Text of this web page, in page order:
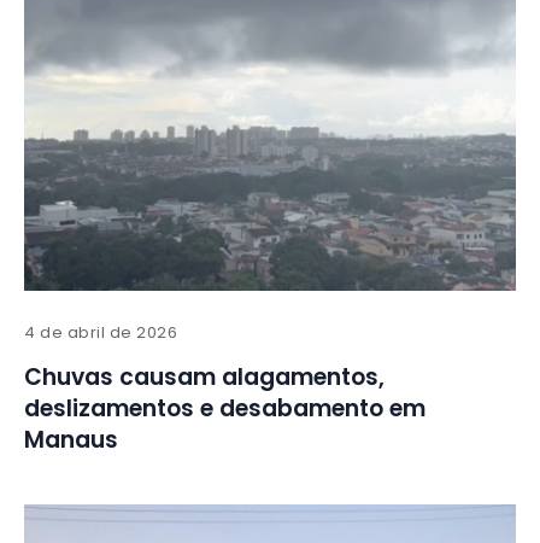
4 de abril de 2026
Chuvas causam alagamentos,
deslizamentos e desabamento em
Manaus